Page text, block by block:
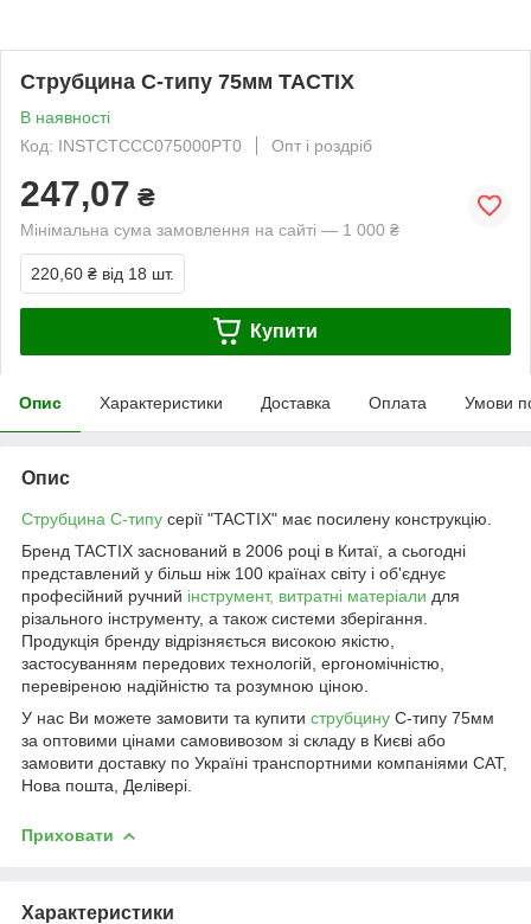
Струбцина C-типу 75мм TACTIX
В наявності
Код: INSTCTCCC075000PT0
Опт і роздріб
247,07 ₴
Мінімальна сума замовлення на сайті — 1 000 ₴
220,60 ₴ від 18 шт.
Купити
Опис Характеристики Доставка Оплата Умови
Опис
Струбцина С-типу серії "TACTIX" має посилену конструкцію.
Бренд TACTIX заснований в 2006 році в Китаї, а сьогодні
представлений у більш ніж 100 країнах світу і об'єднує
професійний ручний інструмент, витратні матеріали для
різального інструменту, а також системи зберігання.
Продукція бренду відрізняється високою якістю,
застосуванням передових технологій, ергономічністю,
перевіреною надійністю та розумною ціною.
У нас Ви можете замовити та купити струбцину C-типу 75мм
за оптовими цінами самовивозом зі складу в Києві або
замовити доставку по Україні транспортними компаніями САТ,
Нова пошта, Делівері.
Приховати
Характеристики